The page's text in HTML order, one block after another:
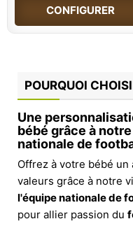
CONFIGURER
POURQUOI
Une
bébé grâce à
nationale de
Offrez à votre bébé
valeurs grâce à notre
l'équipe nationale de
pour allier passion du